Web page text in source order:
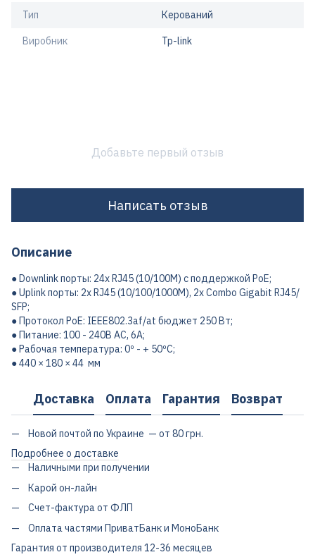
Тип Керований
Виробник Tp-link
Добавьте первый отзыв
Написать отзыв
Описание
● Downlink порты: 24x RJ45 (10/100M) с поддержкой PoE;
● Uplink порты: 2x RJ45 (10/100/1000M), 2x Combo Gigabit RJ45/
SFP;
● Протокол PoE: IEEE802.3af/at бюджет 250 Вт;
● Питание: 100 - 240В AC, 6А;
● Рабочая температура: 0º - + 50ºC;
● 440 × 180 × 44 мм
Доставка Оплата Гарантия Возврат
Новой почтой по Украине — от 80 грн.
Подробнее о доставке
Наличными при получении
Карой он-лайн
Счет-фактура от ФЛП
Оплата частями ПриватБанк и МоноБанк
Гарантия от производителя 12-36 месяцев